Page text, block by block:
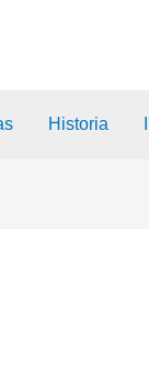
Historia